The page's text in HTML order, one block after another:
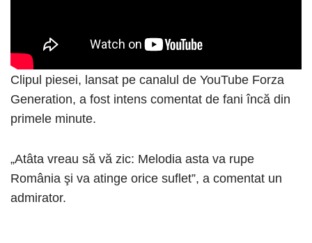
Clipul piesei, lansat pe canalul de YouTube Forza
Generation, a fost intens comentat de fani încă din
primele minute.
„Atâta vreau să vă zic: Melodia asta va rupe
România şi va atinge orice suflet”, a comentat un
admirator.